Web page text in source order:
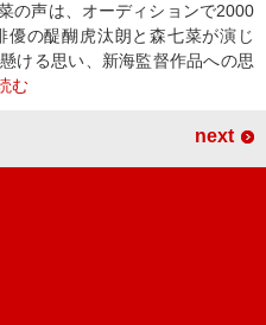
の声は、オーディションで2000
優の醍醐虎汰朗と森七菜が演じ
ける思い、新海監督作品への思
む
next